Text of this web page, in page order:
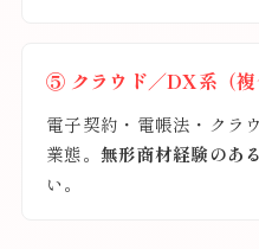
⑤ クラウド／DX系（複
電子契約・電帳法・クラ
業態。 無形商材経験のあ
い。